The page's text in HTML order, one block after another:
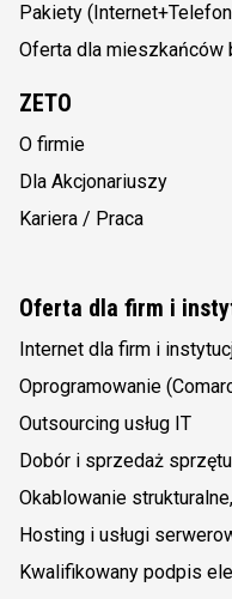
Pakiety
Oferta dla mieszkańców
ZETO
O firmie
Dla Akcjonariuszy
Kariera / Praca
Oferta dla firm i
Internet dla firm i
Oprogramowanie
Outsourcing usług IT
Dobór i sprzedaż
Okablowanie
Hosting i usługi
Kwalifikowany podpis